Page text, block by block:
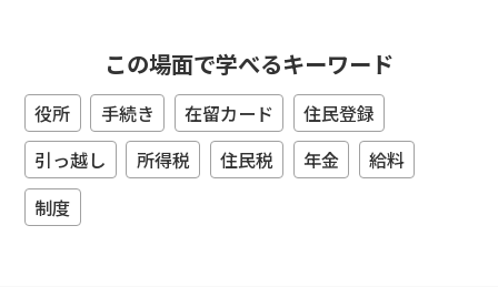
この場面で学べるキーワード
役所 手続き 在留カード
住民登録
引っ越し
所得税 住民税 年金
給料
制度